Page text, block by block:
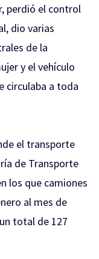
perdió el control
dio varias
de la
y el vehículo
circulaba a toda
el transporte
de Transporte
los que camiones
al mes de
total de 127